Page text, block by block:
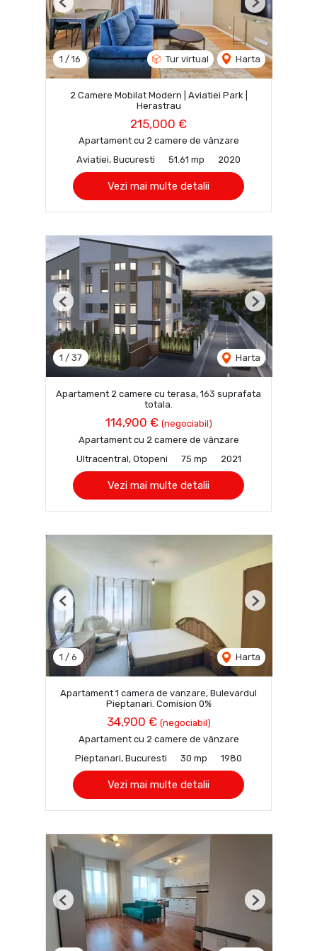
1 / 16 Tur virtual Harta
Previous Next
2 Camere Mobilat Modern | Aviatiei Park |
Herastrau
215,000 €
Apartament cu 2 camere de vânzare
Aviatiei, Bucuresti
51.61 mp 2020
Vezi mai multe detalii
1 / 37 Harta
Previous Next
Apartament 2 camere cu terasa, 163 suprafata
totala.
114,900 € (negociabil)
Apartament cu 2 camere de vânzare
Ultracentral, Otopeni
75 mp 2021
Vezi mai multe detalii
1 / 6 Harta
Previous Next
Apartament 1 camera de vanzare, Bulevardul
Pieptanari. Comision 0%
34,900 € (negociabil)
Apartament cu 2 camere de vânzare
Pieptanari, Bucuresti
30 mp 1980
Vezi mai multe detalii
Previous Next